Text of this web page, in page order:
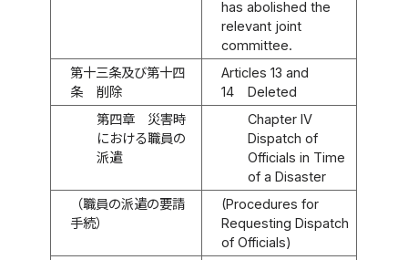
has abolished the
relevant joint
committee.
第十三条及び第十四
条
削除
Articles 13 and
14
Deleted
第四章 災害時
における職員の
派遣
Chapter IV
Dispatch of
Officials in Time
of a Disaster
（職員の派遣の要請
手続）
(Procedures for
Requesting Dispatch
of Officials)